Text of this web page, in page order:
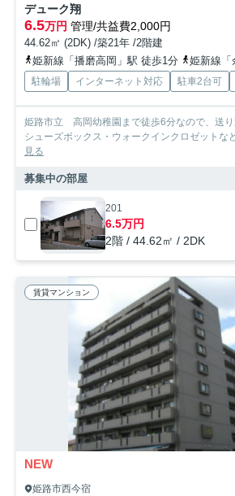
デューク翔
6.5万円 管理/共益費2,000円
44.62㎡ (2DK) /築21年 /2階建
姫新線「播磨高岡」駅 徒歩1分
姫新線「
駐輪場 インターネット対応 駐車2台可
姫路市立 高岡幼稚園まで徒歩6分なので、送
シューズボックス・ウォークインクロゼットな
見る
募集中の部屋
201
6.5万円
2階 / 44.62㎡ / 2DK
賃貸マンション
NEW
姫路市西今宿